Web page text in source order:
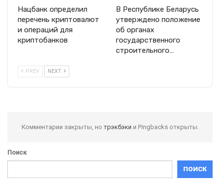
Нацбанк определил
перечень криптовалют
и операций для
криптобанков
В Республике Беларусь
утверждено положение
об органах
государственного
строительного…
PREV NEXT
Комментарии закрыты, но трэкбэки и Pingbacks открыты.
Поиск
ПОИСК